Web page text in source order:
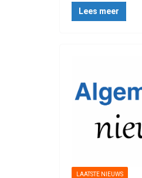
Lees meer
LAATSTE NIEUWS